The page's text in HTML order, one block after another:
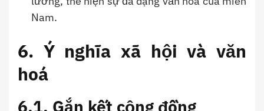
Nam.
6. Ý nghĩa xã hội và văn
hoá